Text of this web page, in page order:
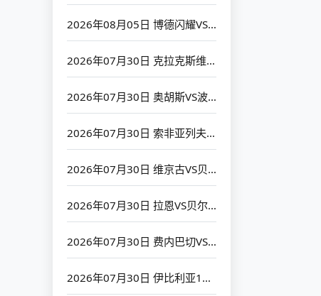
2026年08月05日 博德闪耀VS圣吉罗斯_全场录像【高清回放】
2026年07月30日 克拉克斯维克VS考诺萨基列斯_全场录像【高清回放】
2026年07月30日 奥胡斯VS波兹南莱赫_全场录像【高清回放】
2026年07月30日 索非亚列夫斯基VS克拉约瓦大学_全场录像【高清回放】
2026年07月30日 维京古VS贝夏普尔_全场录像【高清回放】
2026年07月30日 拉恩VS贝尔格莱德红星_全场录像【高清回放】
2026年07月30日 费内巴切VS扎布热矿工_全场录像【高清回放】
2026年07月30日 伊比利亚1999VS布拉迪斯拉发_全场录像【高清回放】